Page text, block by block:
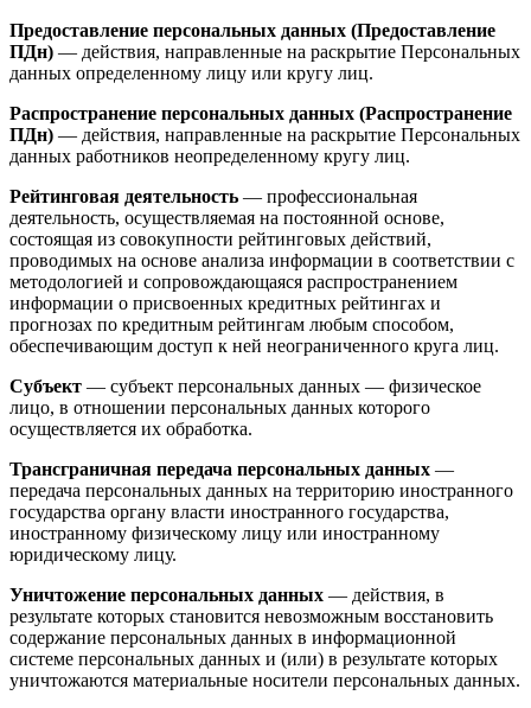
Предоставление персональных данных (Предоставление
ПДн) — действия, направленные на раскрытие Персональных
данных определенному лицу или кругу лиц.
Распространение персональных данных (Распространение
ПДн) — действия, направленные на раскрытие Персональных
данных работников неопределенному кругу лиц.
Рейтинговая деятельность — профессиональная
деятельность, осуществляемая на постоянной основе,
состоящая из совокупности рейтинговых действий,
проводимых на основе анализа информации в соответствии с
методологией и сопровождающаяся распространением
информации о присвоенных кредитных рейтингах и
прогнозах по кредитным рейтингам любым способом,
обеспечивающим доступ к ней неограниченного круга лиц.
Субъект — субъект персональных данных — физическое
лицо, в отношении персональных данных которого
осуществляется их обработка.
Трансграничная передача персональных данных —
передача персональных данных на территорию иностранного
государства органу власти иностранного государства,
иностранному физическому лицу или иностранному
юридическому лицу.
Уничтожение персональных данных — действия, в
результате которых становится невозможным восстановить
содержание персональных данных в информационной
системе персональных данных и (или) в результате которых
уничтожаются материальные носители персональных данных.